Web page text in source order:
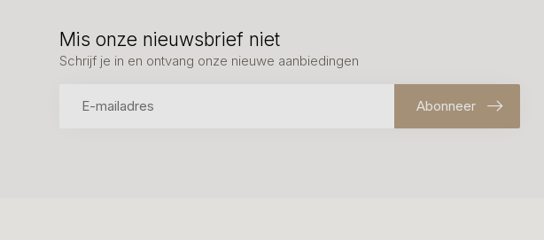
Mis onze nieuwsbrief niet
Schrijf je in en ontvang onze nieuwe aanbiedingen
Abonneer